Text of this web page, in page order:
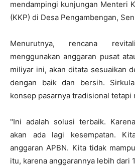
mendampingi kunjungan Menteri
(KKP) di Desa Pengambengan,
Menurutnya, rencana
menggunakan anggaran pusat
miliyar ini, akan ditata sesuaikan
dengan baik dan bersih.
konsep pasarnya tradisional tetapi
"Ini adalah solusi terbaik.
akan ada lagi kesempatan.
anggaran APBN. Kita tidak
itu, karena anggarannya lebih dari